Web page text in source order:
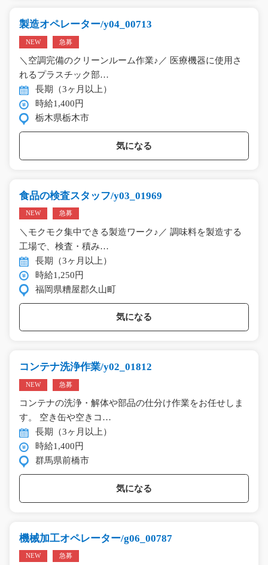
製造オペレーター/y04_00713
NEW 急募
＼空調完備のクリーンルーム作業♪／ 医療機器に使用さ
れるプラスチック部…
長期（3ヶ月以上）
時給1,400円
栃木県栃木市
気になる
食品の検査スタッフ/y03_01969
NEW 急募
＼モクモク集中できる製造ワーク♪／ 調味料を製造する
工場で、検査・積み…
長期（3ヶ月以上）
時給1,250円
福岡県糟屋郡久山町
気になる
コンテナ洗浄作業/y02_01812
NEW 急募
コンテナの洗浄・解体や部品の仕分け作業をお任せしま
す。 空き缶や空きコ…
長期（3ヶ月以上）
時給1,400円
群馬県前橋市
気になる
機械加工オペレーター/g06_00787
NEW 急募